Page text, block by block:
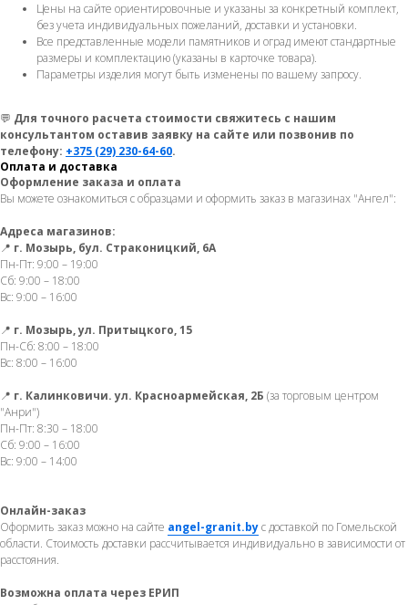
Цены на сайте ориентировочные и указаны за конкретный комплект,
без учета индивидуальных пожеланий, доставки и установки.
Все представленные модели памятников и оград имеют стандартные
размеры и комплектацию (указаны в карточке товара).
Параметры изделия могут быть изменены по вашему запросу.
💬 Для точного расчета стоимости свяжитесь с нашим
консультантом оставив заявку на сайте или позвонив по
телефону: +375 (29) 230-64-60.
Оплата и доставка
Оформление заказа и оплата
Вы можете ознакомиться с образцами и оформить заказ в магазинах "Ангел":
Адреса магазинов:
📍 г. Мозырь, бул. Страконицкий, 6А
Пн-Пт: 9:00 – 19:00
Сб: 9:00 – 18:00
Вс: 9:00 – 16:00
📍 г. Мозырь, ул. Притыцкого, 15
Пн-Сб: 8:00 – 18:00
Вс: 8:00 – 16:00
📍 г. Калинковичи. ул. Красноармейская, 2Б (за торговым центром
"Анри")
Пн-Пт: 8:30 – 18:00
Сб: 9:00 – 16:00
Вс: 9:00 – 14:00
Онлайн-заказ
Оформить заказ можно на сайте angel-granit.byс доставкой по Гомельской
области. Стоимость доставки рассчитывается индивидуально в зависимости от
расстояния.
Возможна оплата через ЕРИП